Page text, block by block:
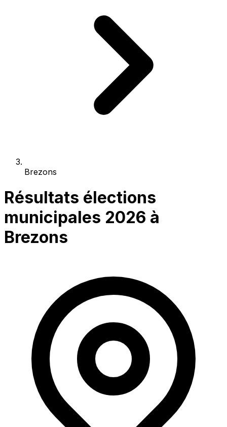
Brezons
Résultats élections
municipales 2026 à
Brezons